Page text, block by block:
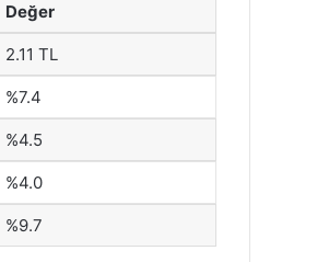
Değer
2.11 TL
%7.4
%4.5
%4.0
%9.7